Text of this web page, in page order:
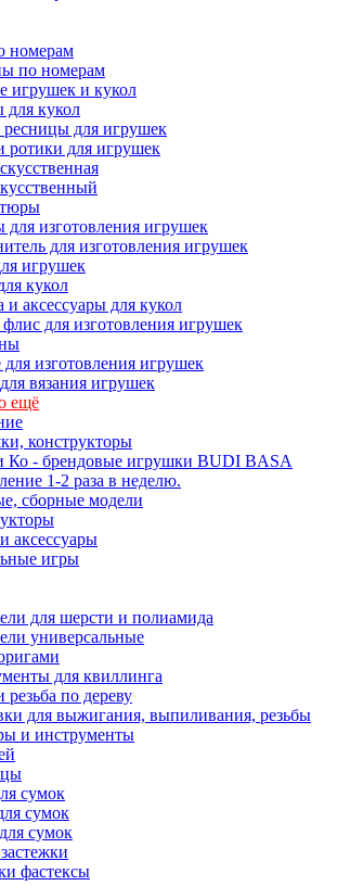
номерам
по номерам
игрушек и кукол
для кукол
ресницы для игрушек
ротики для игрушек
для изготовления игрушек
для изготовления игрушек
игрушек
кукол
аксессуары для кукол
для изготовления игрушек
изготовления игрушек
вязания игрушек
ещё
конструкторы
Ко - брендовые игрушки BUDI BASA
1-2 раза в неделю.
сборные модели
аксессуары
игры
для шерсти и полиамида
универсальные
для квиллинга
по дереву
для выжигания, выпиливания, резьбы
и инструменты
сумок
сумок
сумок
фастексы